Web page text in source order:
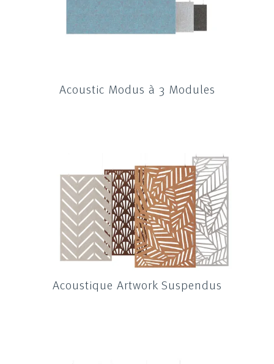
Acoustic Modus à 3 Modules
Acoustique Artwork Suspendus